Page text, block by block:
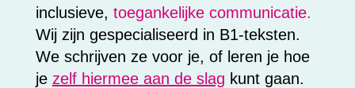
inclusieve, toegankelijke communicatie.
Wij zijn gespecialiseerd in B1-teksten.
We schrijven ze voor je, of leren je hoe
je zelf hiermee aan de slag kunt gaan.